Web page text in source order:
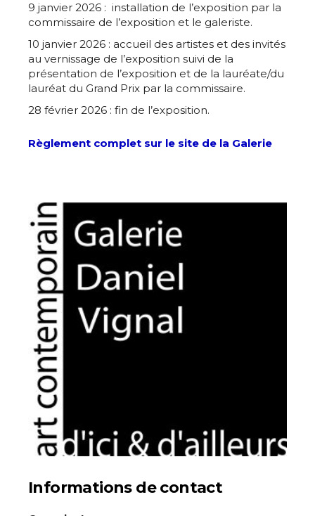
Adresse email*
Statut / Organisation
J'accepte les termes et conditions
* Champ obligatoire
Nom
Prénom
Statut / Organisation
J'accepte les
* Champ obligatoire
9 janvier 2026 : installation de l’exposition par la
commissaire de l’exposition et le galeriste.
10 janvier 2026 : accueil des artistes et des invités
au vernissage de l’exposition suivi de la
présentation de l’exposition et de la lauréate/du
lauréat du Grand Prix par la commissaire.
28 février 2026 : fin de l’exposition.
Règlement complet sur le site de la Galerie
Informations de contact